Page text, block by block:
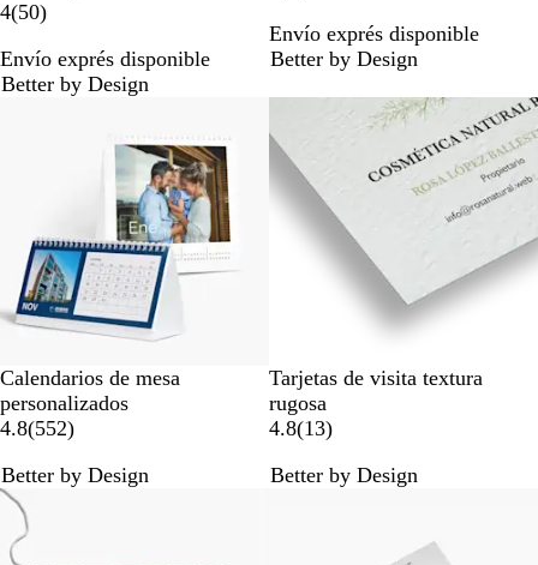
4(505
r
e
)
Envío exprés disponible
Better by Design
e
s
s
Envío exprés disponible
Better by Design
Calendarios de mesa
personalizados
4.8(5525
2
)
Better by Design
Tarjetas de visita textura
rugosa
4.8(131
r
)
Better by Design
Opciones nuevas